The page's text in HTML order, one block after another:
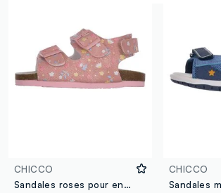
CHICCO
Sandales roses pour enfants avec fermeture velcro et motif floral
CHICCO